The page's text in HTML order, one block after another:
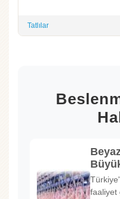
Tatlılar
faaliyet